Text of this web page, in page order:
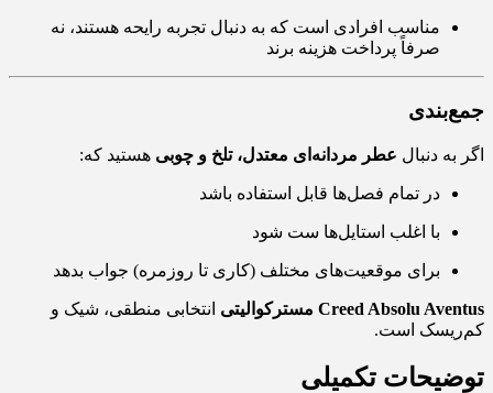
مناسب افرادی است که به دنبال تجربه رایحه هستند، نه
صرفاً پرداخت هزینه برند
جمع‌بندی
اگر به دنبال عطر مردانه‌ای معتدل، تلخ و چوبی هستید که:
در تمام فصل‌ها قابل استفاده باشد
با اغلب استایل‌ها ست شود
برای موقعیت‌های مختلف (کاری تا روزمره) جواب بدهد
Creed Absolu Aventus مسترکوالیتی
انتخابی منطقی، شیک و
کم‌ریسک است.
توضیحات تکمیلی